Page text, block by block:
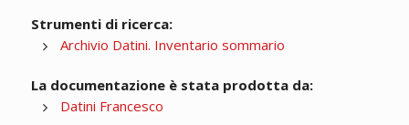
Strumenti di ricerca:
Archivio Datini. Inventario sommario
La documentazione è stata prodotta da:
Datini Francesco